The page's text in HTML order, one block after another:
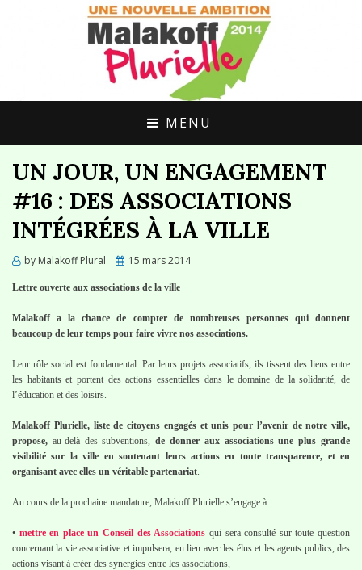
MALAKOFF
PLURIELLE
UNE ALTERNATIVE CITOYENNE POUR
MALAKOFF
MENU
UN JOUR, UN ENGAGEMENT
#16 : DES ASSOCIATIONS
INTÉGRÉES À LA VILLE
by Malakoff Plural
Posted
15 mars 2014
Lettre ouverte aux associations de la ville
Malakoff a la chance de compter de nombreuses personnes qui donnent
beaucoup de leur temps pour faire vivre nos associations.
Leur rôle social est fondamental. Par leurs projets associatifs, ils tissent des liens entre
les habitants et portent des actions essentielles dans le domaine de la solidarité, de
l’éducation et des loisirs.
Malakoff Plurielle, liste de citoyens engagés et unis pour l’avenir de notre ville,
propose, au-delà des subventions,de donner aux associations une plus grande
visibilité sur la ville en soutenant leurs actions en toute transparence, et en
organisant avec elles un véritable partenariat.
Au cours de la prochaine mandature, Malakoff Plurielle s’engage à :
• mettre en place un Conseil des Associations qui sera consulté sur toute question
concernant la vie associative et impulsera, en lien avec les élus et les agents publics, des
actions visant à créer des synergies entre les associations,